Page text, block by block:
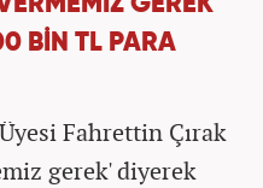
BİN TL PARA
Fahrettin Çırak
gerek' diyerek